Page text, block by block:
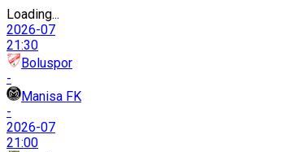
Loading...
2026-07
21:30
Boluspor
-
Manisa FK
-
2026-07
21:00